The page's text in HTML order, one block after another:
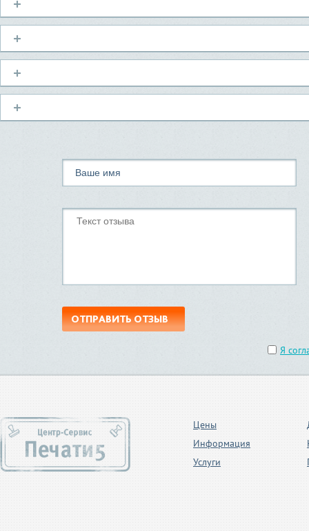
ОТПРАВИТЬ ОТЗЫВ
Я
Цены
Информация
Услуги